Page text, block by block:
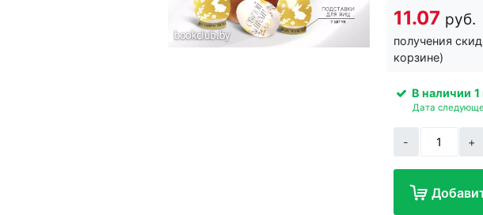
11.07 руб.
получения
корзине)
В наличии 1
Дата
- +